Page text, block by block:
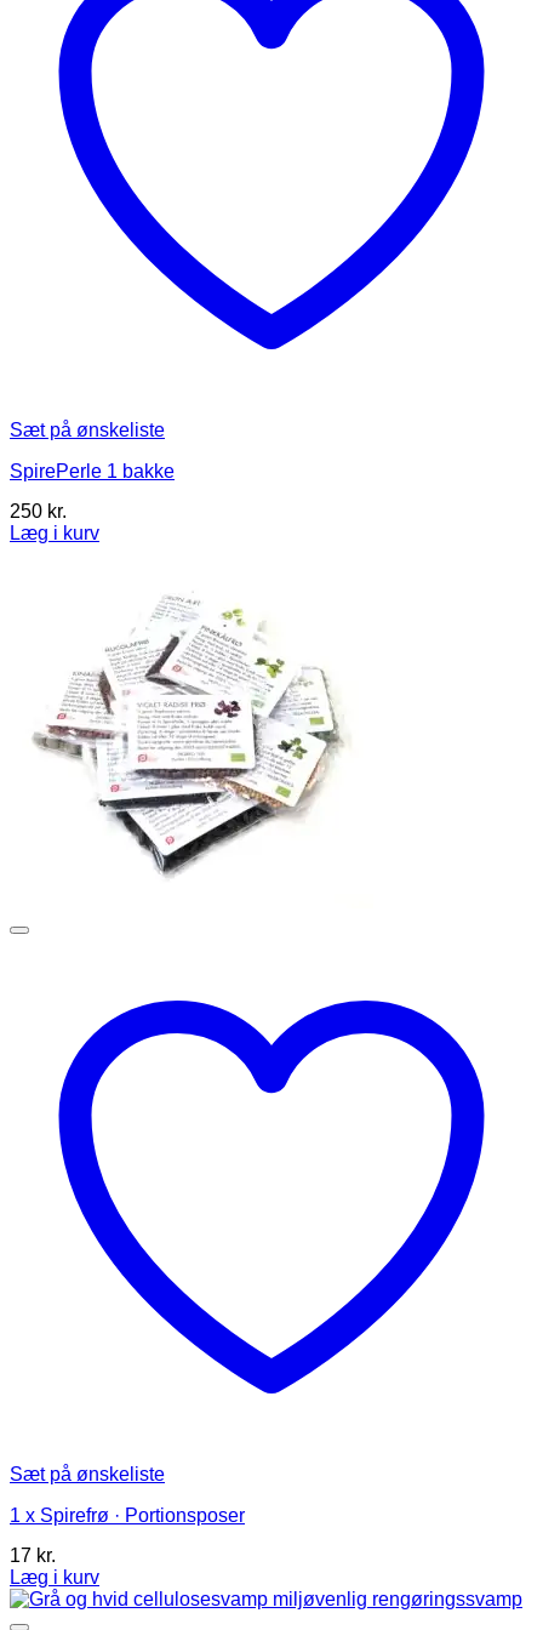
Sæt på ønskeliste
SpirePerle 1 bakke
250 kr.
Læg i kurv
Sæt på ønskeliste
1 x Spirefrø · Portionsposer
17 kr.
Læg i kurv
Dette
vare